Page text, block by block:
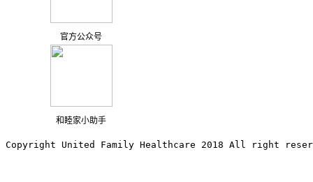
官方公众号
和睦家小助手
Copyright United Family Healthcare 2018 All right